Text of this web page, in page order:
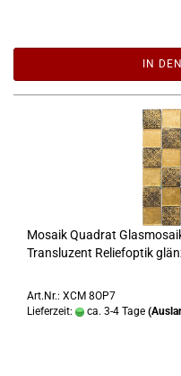
IN
Mosaik Quadrat
Transluzent Reliefoptik
Art.Nr.: XCM 8OP7
Lieferzeit:
ca. 3-4 Tage